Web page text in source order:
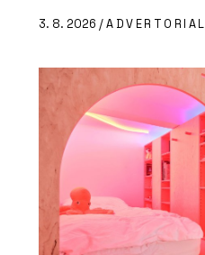
3. 8. 2026 /ADVERTORIAL